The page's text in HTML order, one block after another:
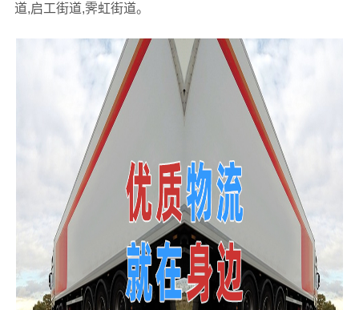
道,启工街道,霁虹街道。